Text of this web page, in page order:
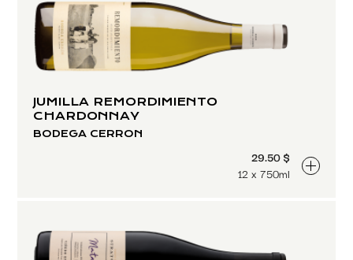
JUMILLA REMORDIMIENTO
CHARDONNAY
BODEGA CERRON
29.50 $
12 x 750ml